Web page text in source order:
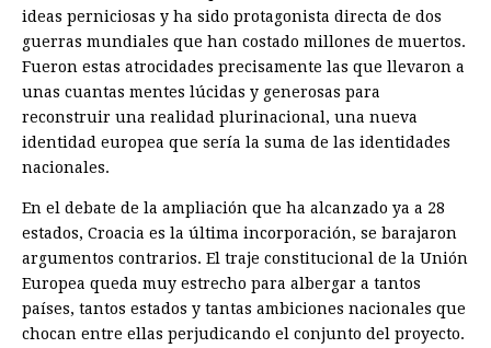
ideas perniciosas y ha sido protagonista directa de dos
guerras mundiales que han costado millones de muertos.
Fueron estas atrocidades precisamente las que llevaron a
unas cuantas mentes lúcidas y generosas para
reconstruir una realidad plurinacional, una nueva
identidad europea que sería la suma de las identidades
nacionales.
En el debate de la ampliación que ha alcanzado ya a 28
estados, Croacia es la última incorporación, se barajaron
argumentos contrarios. El traje constitucional de la Unión
Europea queda muy estrecho para albergar a tantos
países, tantos estados y tantas ambiciones nacionales que
chocan entre ellas perjudicando el conjunto del proyecto.